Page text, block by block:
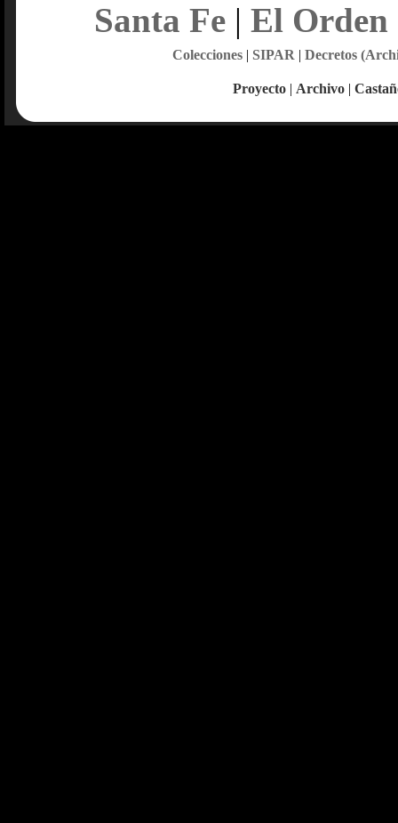
Santa Fe| El Orden
Colecciones| SIPAR | Decretos
Proyecto | Archivo |